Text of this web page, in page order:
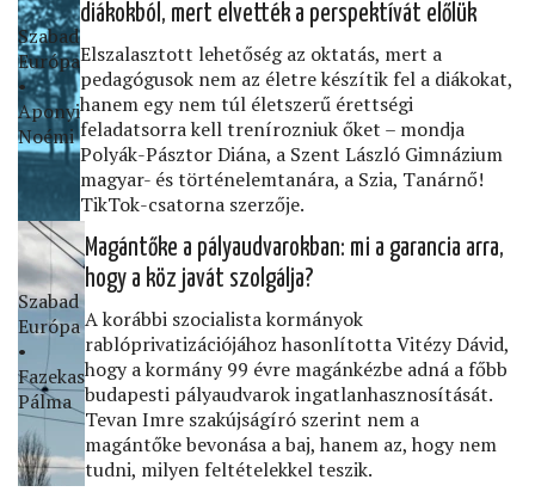
Szabad
Európa
•
Aponyi
Noémi
diákokból, mert elvették a perspektívát előlük
Elszalasztott lehetőség az oktatás, mert a
pedagógusok nem az életre készítik fel a diákokat,
hanem egy nem túl életszerű érettségi
feladatsorra kell trenírozniuk őket – mondja
Polyák-Pásztor Diána, a Szent László Gimnázium
magyar- és történelemtanára, a Szia, Tanárnő!
TikTok-csatorna szerzője.
Szabad
Európa
•
Fazekas
Pálma
Magántőke a pályaudvarokban: mi a garancia arra,
hogy a köz javát szolgálja?
A korábbi szocialista kormányok
rablóprivatizációjához hasonlította Vitézy Dávid,
hogy a kormány 99 évre magánkézbe adná a főbb
budapesti pályaudvarok ingatlanhasznosítását.
Tevan Imre szakújságíró szerint nem a
magántőke bevonása a baj, hanem az, hogy nem
tudni, milyen feltételekkel teszik.